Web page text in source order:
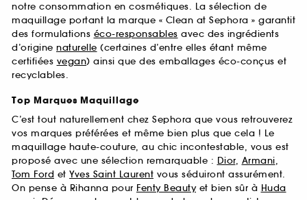
notre consommation en cosmétiques. La sélection de
maquillage portant la marque « Clean at Sephora » garantit
des formulations éco-responsables avec des ingrédients
d’origine naturelle (certaines d’entre elles étant même
certifiées vegan) ainsi que des emballages éco-conçus et
recyclables.
Top Marques Maquillage
C’est tout naturellement chez Sephora que vous retrouverez
vos marques préférées et même bien plus que cela ! Le
maquillage haute-couture, au chic incontestable, vous est
proposé avec une sélection remarquable : Dior, Armani,
Tom Ford et Yves Saint Laurent vous séduiront assurément.
On pense à Rihanna pour Fenty Beautyet bien sûr à Huda